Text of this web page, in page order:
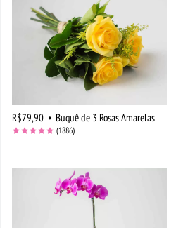
R$79,90 • Buquê de 3 Rosas Amarelas
(1886)